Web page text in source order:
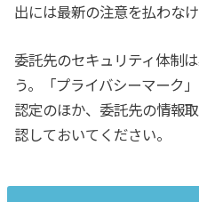
出には最新の注意を払わな
委託先のセキュリティ体制
う。「プライバシーマーク
認定のほか、委託先の情報
認しておいてください。